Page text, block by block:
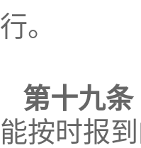
行。
第十九条
能按时报